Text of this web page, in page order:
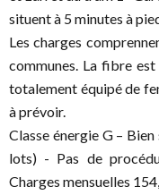
situent à 5 minutes à
Les charges
communes. La fibre est
totalement équipé de
à prévoir.
Classe énergie G –
lots) - Pas de
Charges mensuelles